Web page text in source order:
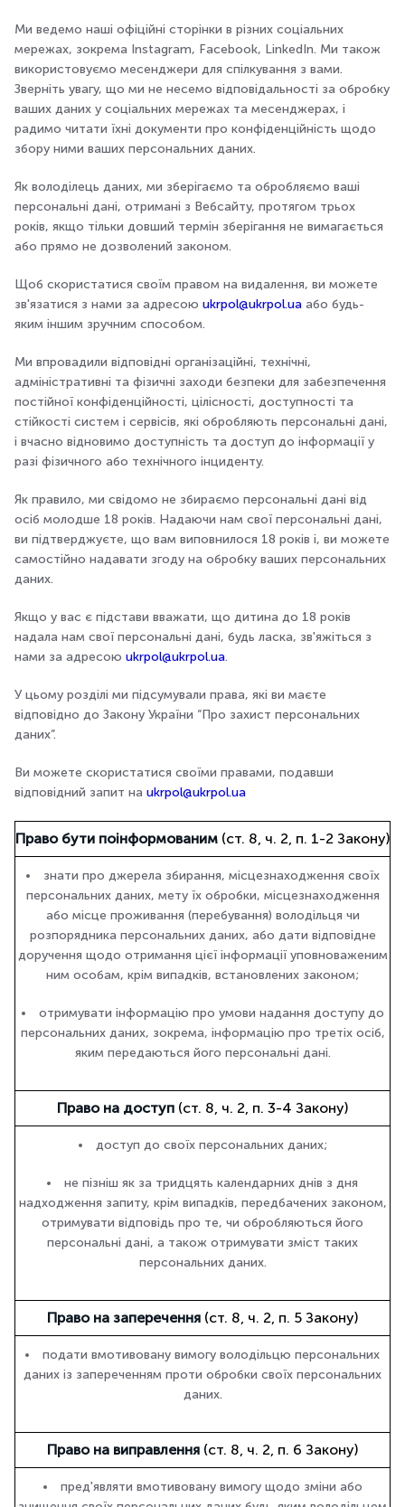
Ми ведемо наші офіційні сторінки в різних соціальних
мережах, зокрема Instagram, Facebook, LinkedIn. Ми також
використовуємо месенджери для спілкування з вами.
Зверніть увагу, що ми не несемо відповідальності за обробку
ваших даних у соціальних мережах та месенджерах, і
радимо читати їхні документи про конфіденційність щодо
збору ними ваших персональних даних.
Як володілець даних, ми зберігаємо та обробляємо ваші
персональні дані, отримані з Вебсайту, протягом трьох
років, якщо тільки довший термін зберігання не вимагається
або прямо не дозволений законом.
Щоб скористатися своїм правом на видалення, ви можете
зв'язатися з нами за адресою ukrpol@ukrpol.ua або будь-
яким іншим зручним способом.
Ми впровадили відповідні організаційні, технічні,
адміністративні та фізичні заходи безпеки для забезпечення
постійної конфіденційності, цілісності, доступності та
стійкості систем і сервісів, які обробляють персональні дані,
і вчасно відновимо доступність та доступ до інформації у
разі фізичного або технічного інциденту.
Як правило, ми свідомо не збираємо персональні дані від
осіб молодше 18 років. Надаючи нам свої персональні дані,
ви підтверджуєте, що вам виповнилося 18 років і, ви можете
самостійно надавати згоду на обробку ваших персональних
даних.
Якщо у вас є підстави вважати, що дитина до 18 років
надала нам свої персональні дані, будь ласка, зв'яжіться з
нами за адресою ukrpol@ukrpol.ua.
У цьому розділі ми підсумували права, які ви маєте
відповідно до Закону України “Про захист персональних
даних”.
Ви можете скористатися своїми правами, подавши
відповідний запит на ukrpol@ukrpol.ua
Право бути поінформованим (ст. 8, ч. 2, п. 1-2 Закону)
знати про джерела збирання, місцезнаходження своїх
персональних даних, мету їх обробки, місцезнаходження
або місце проживання (перебування) володільця чи
розпорядника персональних даних, або дати відповідне
доручення щодо отримання цієї інформації уповноваженим
ним особам, крім випадків, встановлених законом;
отримувати інформацію про умови надання доступу до
персональних даних, зокрема, інформацію про третіх осіб,
яким передаються його персональні дані.
Право на доступ (ст. 8, ч. 2, п. 3-4 Закону)
доступ до своїх персональних даних;
не пізніш як за тридцять календарних днів з дня
надходження запиту, крім випадків, передбачених законом,
отримувати відповідь про те, чи обробляються його
персональні дані, а також отримувати зміст таких
персональних даних.
Право на заперечення (ст. 8, ч. 2, п. 5 Закону)
подати вмотивовану вимогу володільцю персональних
даних із запереченням проти обробки своїх персональних
даних.
Право на виправлення (ст. 8, ч. 2, п. 6 Закону)
пред'являти вмотивовану вимогу щодо зміни або